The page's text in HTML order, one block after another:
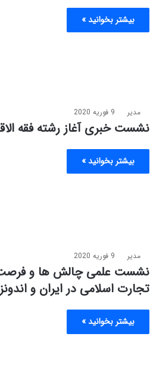
بیشتر بخوانید »
مدیر 9 فوریه 2020
نشست خبری آغاز رشته فقه
بیشتر بخوانید »
مدیر 9 فوریه 2020
نشست علمی چالش ها و
تجارت اسلامی در ایران و
بیشتر بخوانید »